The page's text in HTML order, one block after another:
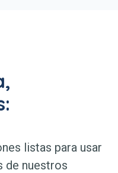
listas para usar
de nuestros